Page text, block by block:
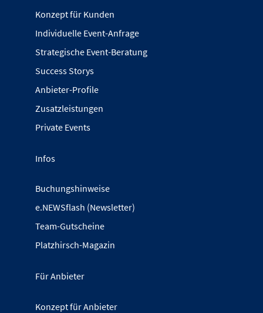
Konzept für Kunden
Individuelle Event-Anfrage
Strategische Event-Beratung
Success Storys
Anbieter-Profile
Zusatzleistungen
Private Events
Infos
Buchungshinweise
e.NEWSflash (Newsletter)
Team-Gutscheine
Platzhirsch-Magazin
Für Anbieter
Konzept für Anbieter